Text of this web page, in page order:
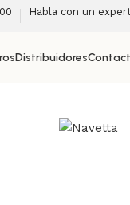
Habla con un
Distribuidores